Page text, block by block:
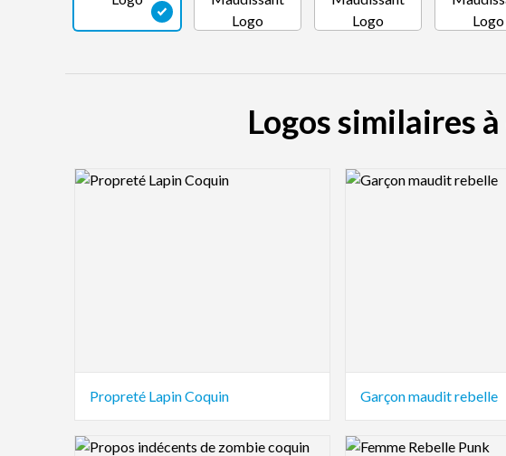
Logos similaires
Logo Preview Image
Propreté Lapin Coquin
Logo Preview Image
Garçon maudit rebelle
Logo Preview Image Logo Preview Image